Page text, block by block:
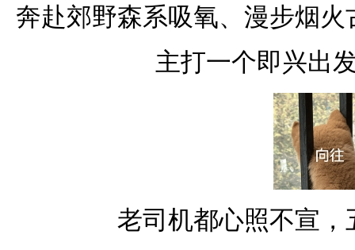
奔赴郊野森系吸氧、漫步烟
主打一个即兴出
老司机都心照不宣，